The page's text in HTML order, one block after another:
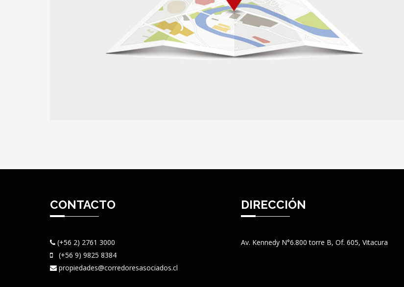
CONTACTO
(+56 2) 2761 3000
(+56 9) 9825 8384
propiedades@corredoresasociados.cl
DIRECCIÓN
Av. Kennedy N°6.800 torre B, Of. 605, Vitacura